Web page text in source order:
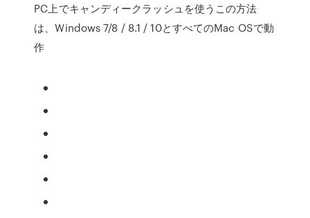
PC上でキャンディークラッシュを使うこの方法
は、Windows 7/8 / 8.1 / 10とすべてのMac OSで動
作